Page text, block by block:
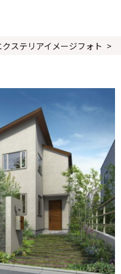
クステリアイメージフォト